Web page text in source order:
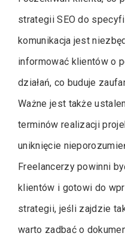
strategii SEO do
komunikacja jest
informować klientów o
działań, co buduje
Ważne jest także
terminów realizacji
uniknięcie
Freelancerzy powinni
klientów i gotowi do
strategii, jeśli zajdzie
warto zadbać o